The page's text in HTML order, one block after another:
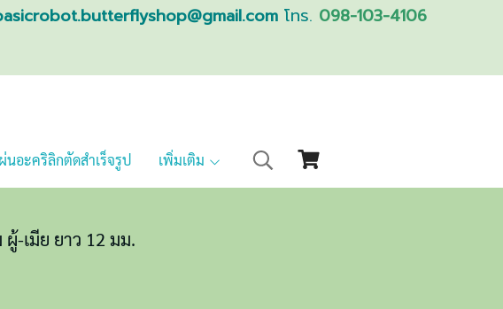
โทร. 098-103-4106
นอะคริลิกตัดสำเร็จรูป เพิ่มเติม
ผู้-เมีย ยาว 12 มม.